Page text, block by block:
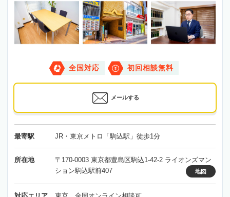
全国対応 初回相談無料
メールする
最寄駅 JR・東京メトロ「駒込駅」徒歩1分
所在地
〒170-0003 東京都豊島区駒込1-42-2 ライオンズマン
ション駒込駅前407
地図